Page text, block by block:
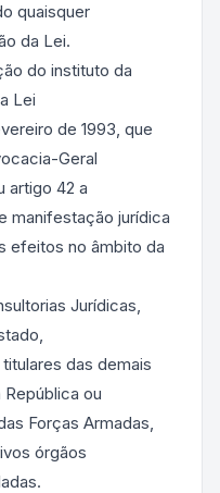
quaisquer
da Lei.
do instituto da
Lei
de 1993, que
Geral
artigo 42 a
manifestação jurídica
efeitos no âmbito da
Jurídicas,
das demais
ou
Forças Armadas,
órgãos